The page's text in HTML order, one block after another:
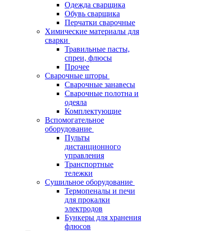
Одежда сварщика
Обувь сварщика
Перчатки сварочные
Химические материалы для
сварки
Травильные пасты,
спреи, флюсы
Прочее
Сварочные шторы
Сварочные занавесы
Сварочные полотна и
одеяла
Комплектующие
Вспомогательное
оборудование
Пульты
дистанционного
управления
Транспортные
тележки
Сушильное оборудование
Термопеналы и печи
для прокалки
электродов
Бункеры для хранения
флюсов